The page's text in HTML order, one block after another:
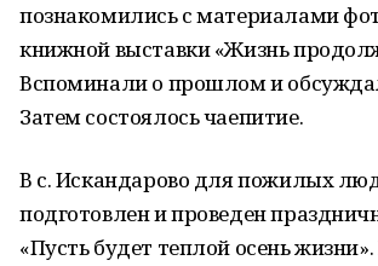
познакомились с материалами
книжной выставки «Жизнь
Вспоминали о прошлом и
Затем состоялось чаепитие.
В с. Искандарово для пожилых
подготовлен и проведен
«Пусть будет теплой осень